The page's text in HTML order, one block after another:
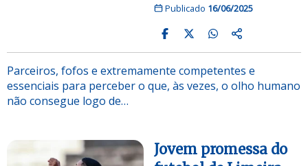
Publicado 16/06/2025
Parceiros, fofos e extremamente competentes e
essenciais para perceber o que, às vezes, o olho humano
não consegue logo de…
Jovem promessa do